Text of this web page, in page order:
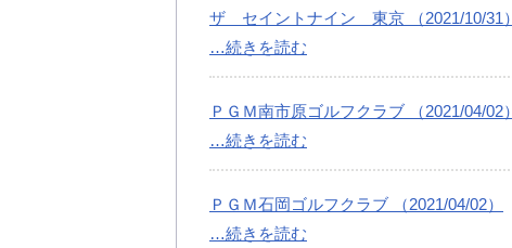
ザ セイントナイン 東京 （2021/10/31）
…続きを読む
ＰＧＭ南市原ゴルフクラブ （2021/04/02）
…続きを読む
ＰＧＭ石岡ゴルフクラブ （2021/04/02）
…続きを読む